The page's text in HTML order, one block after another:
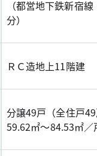
（都営地下鉄新宿
分）
ＲＣ造地上11階建
分譲49戸（全住戸49
59.62㎡～84.53㎡／